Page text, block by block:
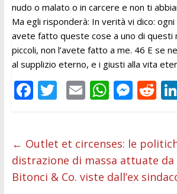
nudo o malato o in carcere e non ti
Ma egli risponderà: In verità vi dico:
avete fatto queste cose a uno di questi
piccoli, non l’avete fatto a me. 46 E se
al supplizio eterno, e i giusti alla vita
F
b
o
o
T
er
E
l
W
s
A
p
M
e
n
g
R
di
t
← Outlet et circenses: le
distrazione di massa attuate da
Bitonci & Co. viste dall’ex